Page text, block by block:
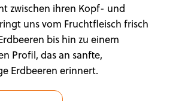
zwischen ihren Kopf- und
uns vom Fruchtfleisch frisch
bis hin zu einem
Profil, das an sanfte,
Erdbeeren erinnert.